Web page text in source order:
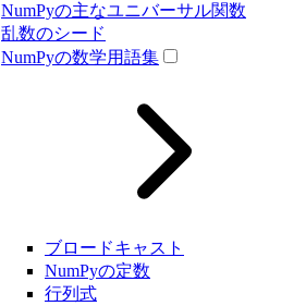
NumPyの主なユニバーサル関数
乱数のシード
NumPyの数学用語集
ブロードキャスト
NumPyの定数
行列式